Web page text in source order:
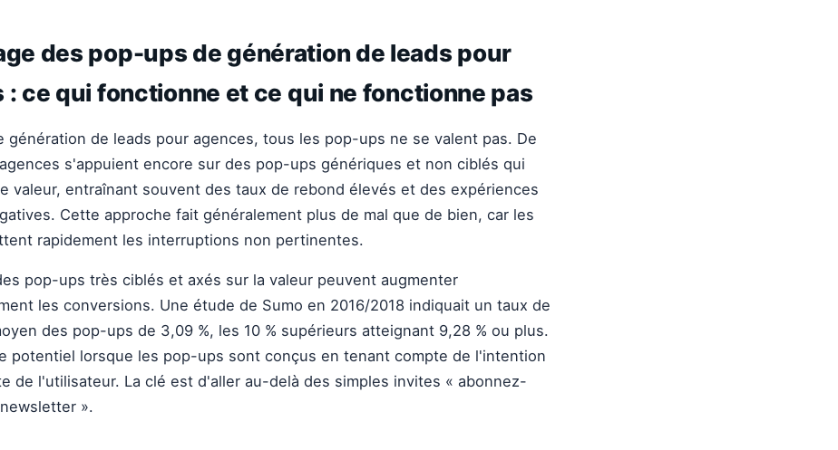
des pop-ups de génération de leads pour
: ce qui fonctionne et ce qui ne fonctionne pas
génération de leads pour agences, tous les pop-ups ne se valent pas. De
s'appuient encore sur des pop-ups génériques et non ciblés qui
valeur, entraînant souvent des taux de rebond élevés et des expériences
Cette approche fait généralement plus de mal que de bien, car les
rapidement les interruptions non pertinentes.
pop-ups très ciblés et axés sur la valeur peuvent augmenter
les conversions. Une étude de Sumo en 2016/2018 indiquait un taux de
des pop-ups de 3,09 %, les 10 % supérieurs atteignant 9,28 % ou plus.
potentiel lorsque les pop-ups sont conçus en tenant compte de l'intention
de l'utilisateur. La clé est d'aller au-delà des simples invites « abonnez-
».